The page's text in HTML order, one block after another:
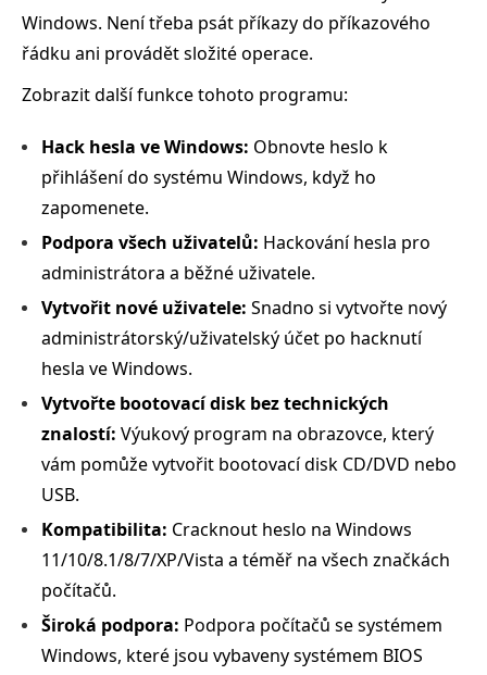
Windows. Není třeba psát příkazy do příkazového
řádku ani provádět složité operace.
Zobrazit další funkce tohoto programu:
Hack hesla ve Windows: Obnovte heslo k
přihlášení do systému Windows, když ho
zapomenete.
Podpora všech uživatelů: Hackování hesla pro
administrátora a běžné uživatele.
Vytvořit nové uživatele: Snadno si vytvořte nový
administrátorský/uživatelský účet po hacknutí
hesla ve Windows.
Vytvořte bootovací disk bez technických
znalostí: Výukový program na obrazovce, který
vám pomůže vytvořit bootovací disk CD/DVD nebo
USB.
Kompatibilita: Cracknout heslo na Windows
11/10/8.1/8/7/XP/Vista a téměř na všech značkách
počítačů.
Široká podpora: Podpora počítačů se systémem
Windows, které jsou vybaveny systémem BIOS